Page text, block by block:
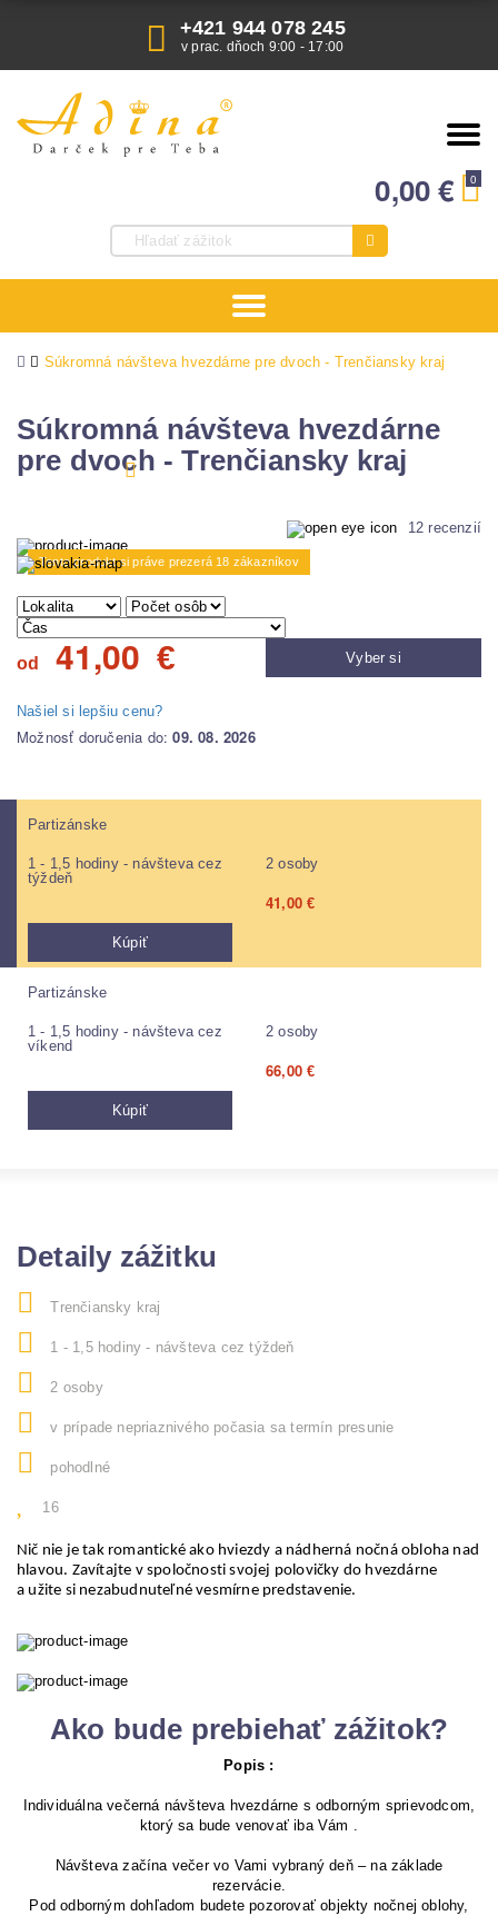
+421 944 078 245
v prac. dňoch 9:00 - 17:00
0,00€ 0
Súkromná návšteva hvezdárne pre dvoch - Trenčiansky kraj
Súkromná návšteva hvezdárne
pre dvoch - Trenčiansky kraj
12 recenzií
Tento produkt si práve prezerá 18 zákazníkov
od 41,00 € Vyber si
Našiel si lepšiu cenu?
Možnosť doručenia do:09. 08. 2026
Partizánske
1 - 1,5 hodiny - návšteva cez
týždeň
2 osoby
41,00 €
Kúpiť
Partizánske
1 - 1,5 hodiny - návšteva cez
víkend
2 osoby
66,00 €
Kúpiť
Detaily zážitku
Trenčiansky kraj
1 - 1,5 hodiny - návšteva cez týždeň
2 osoby
v prípade nepriaznivého počasia sa termín presunie
pohodlné
16
Nič nie je tak romantické ako hviezdy a nádherná nočná obloha nad
hlavou. Zavítajte v spoločnosti svojej polovičky do hvezdárne
a užite si nezabudnuteľné vesmírne predstavenie.
Ako bude prebiehať zážitok?
Popis :
Individuálna večerná návšteva hvezdárne s odborným sprievodcom,
ktorý sa bude venovať iba Vám .
Návšteva začína večer vo Vami vybraný deň – na základe
rezervácie.
Pod odborným dohľadom budete pozorovať objekty nočnej oblohy,